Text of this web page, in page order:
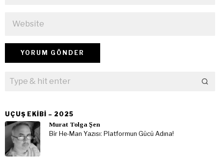
UÇUŞ EKIBI – 2025
Murat Tolga Şen
Bir He-Man Yazısı: Platformun Gücü Adına!